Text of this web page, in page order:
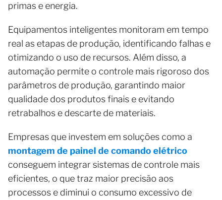
primas e energia.
Equipamentos inteligentes monitoram em tempo
real as etapas de produção, identificando falhas e
otimizando o uso de recursos. Além disso, a
automação permite o controle mais rigoroso dos
parâmetros de produção, garantindo maior
qualidade dos produtos finais e evitando
retrabalhos e descarte de materiais.
Empresas que investem em soluções como a
montagem de painel de comando elétrico
conseguem integrar sistemas de controle mais
eficientes, o que traz maior precisão aos
processos e diminui o consumo excessivo de